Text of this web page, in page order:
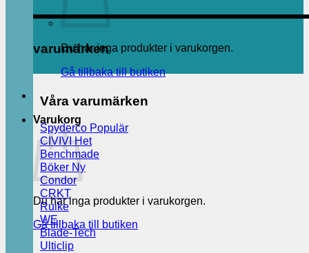
Du har inga produkter i varukorgen.
Gå tillbaka till butiken
Varukorg
Du har inga produkter i varukorgen.
Gå tillbaka till butiken
varumärken
Våra varumärken
Spyderco
CIVIVI
Benchmade
Böker
Condor
CRKT
Ruike
WE
Blade-Tech
Ulticlip